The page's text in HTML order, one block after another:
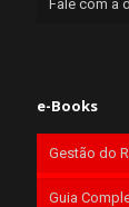
Fale com a
e-Books
Gestão do
Guia